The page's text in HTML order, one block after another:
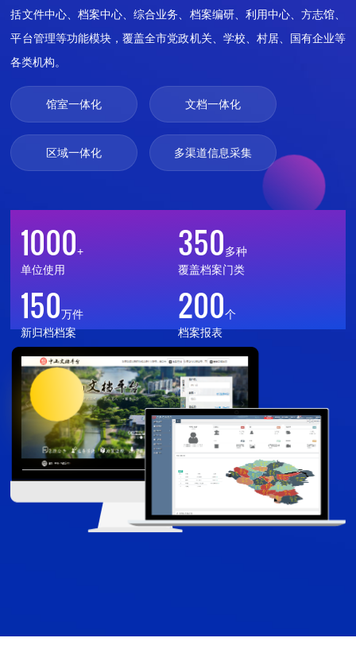
万份，打通镇村协同办公“最后一公里”，初步形成省市县镇（街）村
（居）五级横纵联通、全域覆盖的公文交换体系，大幅提升办文办公
效率。
功能融合汇聚 业务协同联动
标准规范统一 移动指尖办理
5千+家
单位使用
6万+个
注册用户
170万
办理公文
1.5万
日处理公文
法智能化、数字化、协同化，实现对执法行为的全程动态监管。
772
上线部门
2.5
开通账号
2328部
84万宗
法活动网上监督和执法情况网上查询，着力提高行政执法网络化、智
能化水平，推动严格规范公正文明执法。列入历年广东省委全面深化
改革任务和全面依法治省工作要点，也是数字政府改革的重点项目。
2022年入选中央依法治国办关于法治政府建设实地督察发现的典型
案例之一，并予以通报。
科技赋能 智慧执法
4400
上线部门
15万个
开通账号
4898
入库法规
160万宗
全省累计办案
2018年、2019年连续两年荣获全国”省级政府网上政务服务能力”第
一名。
1376个
事项落地
27个
省直部门使用
63%事项
电子证照自动用证
574
完全实现免证办
括文件中心、档案中心、综合业务、档案编研、利用中心、方志馆、
平台管理等功能模块，覆盖全市党政机关、学校、村居、国有企业等
各类机构。
馆室一体化 文档一体化
区域一体化 多渠道信息采集
1000+
单位使用
350多种
覆盖档案门类
150万件
新归档档案
200个
档案报表